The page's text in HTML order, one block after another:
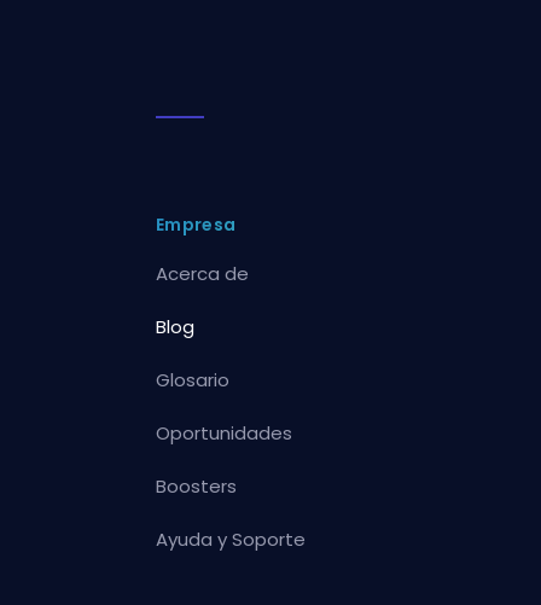
Empresa
Acerca de
Blog
Glosario
Oportunidades
Boosters
Ayuda y Soporte